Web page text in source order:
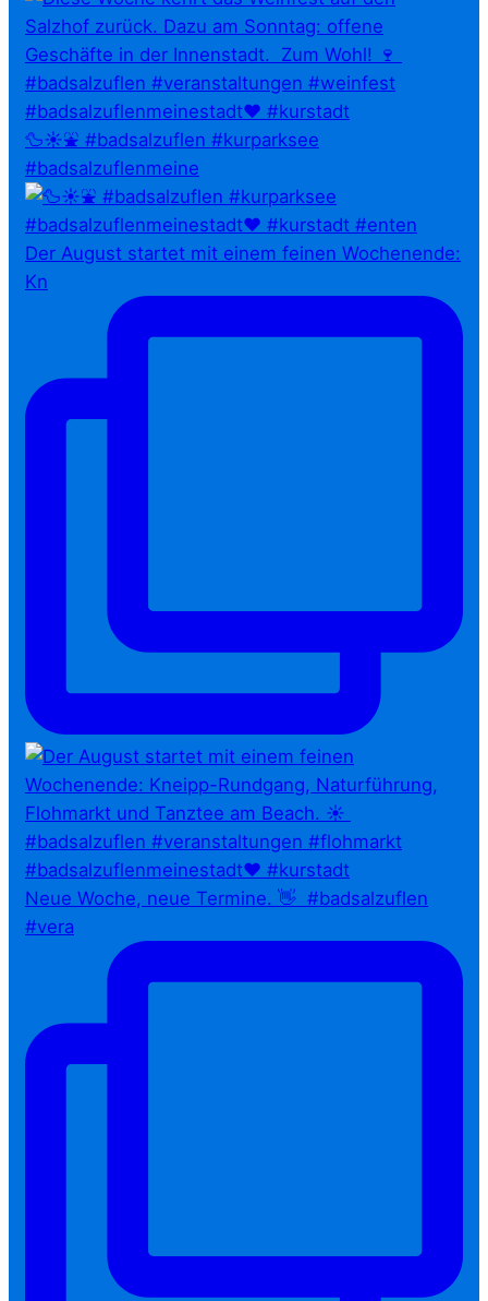
🦆☀️⛲ #badsalzuflen #kurparksee
#badsalzuflenmeine
Der August startet mit einem feinen Wochenende:
Kn
Neue Woche, neue Termine. 👋⁠ ⁠ #badsalzuflen
#vera